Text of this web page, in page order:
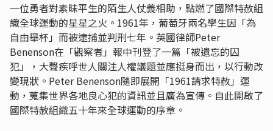
一位勇者對素昧平生的陌生人仗義相助，點燃了國際特赦組
織全球運動的星星之火。1961年，葡萄牙兩名學生因「為
自由舉杯」而被逮捕並判刑七年。英國律師Peter
Benenson在「觀察者」報中刊登了一篇「被遺忘的囚
犯」，大聲疾呼世人關注人權議題並應挺身而出，以行動改
變現狀。Peter Benenson隨即展開「1961請求特赦」運
動，蒐集世界各地良心犯的資訊並且廣為宣傳。自此開啟了
國際特赦組織五十年來全球運動的序章。